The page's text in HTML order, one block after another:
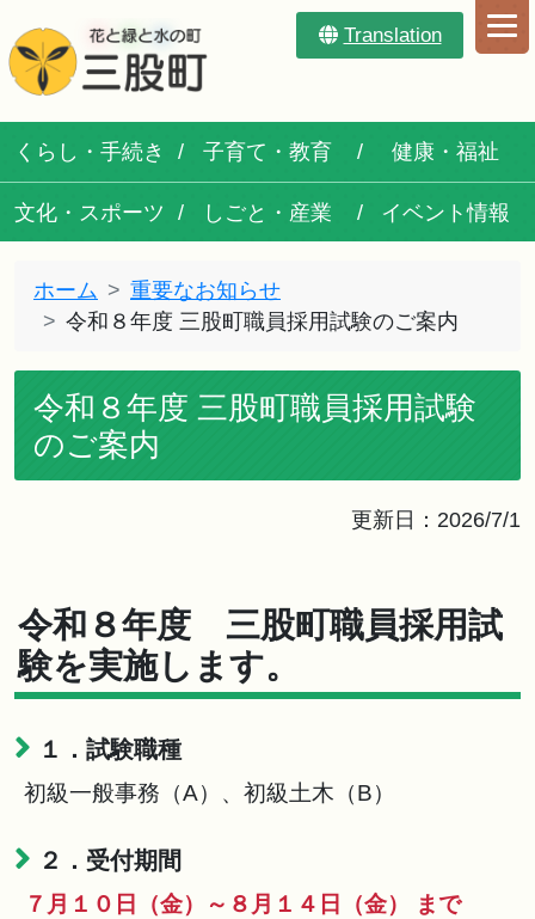
Translation
くらし・手続き 子育て・教育 健康・福祉
文化・スポーツ しごと・産業 イベント情報
ホーム
重要なお知らせ
令和８年度 三股町職員採用試験のご案内
令和８年度 三股町職員採用試験
のご案内
更新日：2026/7/1
令和８年度 三股町職員採用試
験を実施します。
１．試験職種
初級一般事務（A）、初級土木（B）
２．受付期間
７月１０日（金）～８月１４日（金） まで